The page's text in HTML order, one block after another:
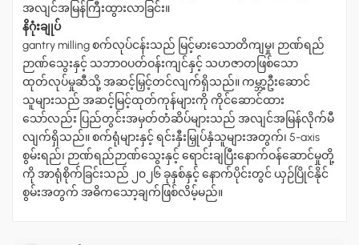
အလျင်အမြန်ကြီးထွားလာခြင်း။
နိဂုံးချုပ်
gantry milling စက်လုပ်ငန်းသည် မြင့်မားသောတိကျမှု၊ ဉာဏ်ရည်
ဉာဏ်သွေးနှင့် သဘာဝပတ်ဝန်းကျင်နှင့် သဟဇာတဖြစ်သော
ထုတ်လုပ်မှုဆီသို့ အဆင့်မြှင့်တင်လျက်ရှိသည်။ ကမ္ဘာ့ဦးဆောင်
သူများသည် အဆင့်မြင့်ထုတ်ကုန်များကို ကိုင်ဆောင်ထား
သော်လည်း ပြည်တွင်းအမှတ်တံဆိပ်များသည် အလျင်အမြန်လိုက်မီ
လျက်ရှိသည်။ စက်ရုံများနှင့် ရင်းနှီးမြှုပ်နှံသူများအတွက်၊ 5-axis
စွမ်းရည်၊ ဉာဏ်ရည်ဉာဏ်သွေးနှင့် ရောင်းချပြီးနောက်ဝန်ဆောင်မှုတို့
ကို အာရုံစိုက်ခြင်းသည် ၂၀၂၆ ခုနှစ်နှင့် နောက်ပိုင်းတွင် ယှဉ်ပြိုင်နိုင်
စွမ်းအတွက် အဓိကသော့ချက်ဖြစ်လိမ့်မည်။